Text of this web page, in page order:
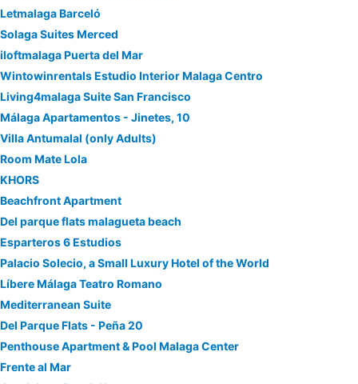
Letmalaga Barceló
Solaga Suites Merced
iloftmalaga Puerta del Mar
Wintowinrentals Estudio Interior Malaga Centro
Living4malaga Suite San Francisco
Málaga Apartamentos - Jinetes, 10
Villa Antumalal (only Adults)
Room Mate Lola
KHORS
Beachfront Apartment
Del parque flats malagueta beach
Esparteros 6 Estudios
Palacio Solecio, a Small Luxury Hotel of the World
Líbere Málaga Teatro Romano
Mediterranean Suite
Del Parque Flats - Peña 20
Penthouse Apartment & Pool Malaga Center
Frente al Mar